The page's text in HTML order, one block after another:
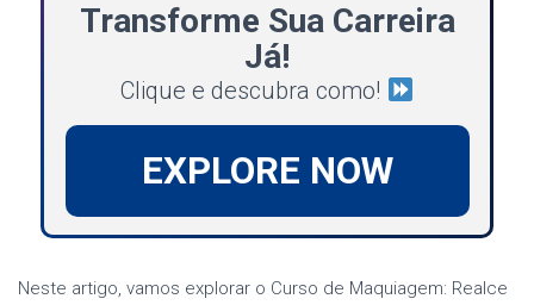
Transforme Sua Carreira
Já!
Clique e descubra como!
EXPLORE NOW
Neste artigo, vamos explorar o Curso de Maquiagem: Realce